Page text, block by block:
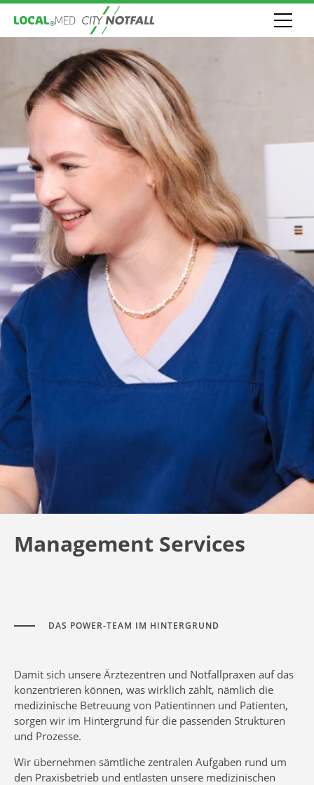
Management Services
DAS POWER-TEAM IM HINTERGRUND
Damit sich unsere Ärztezentren und Notfallpraxen auf das
konzentrieren können, was wirklich zählt, nämlich die
medizinische Betreuung von Patientinnen und Patienten,
sorgen wir im Hintergrund für die passenden Strukturen
und Prozesse.
Wir übernehmen sämtliche zentralen Aufgaben rund um
den Praxisbetrieb und entlasten unsere medizinischen